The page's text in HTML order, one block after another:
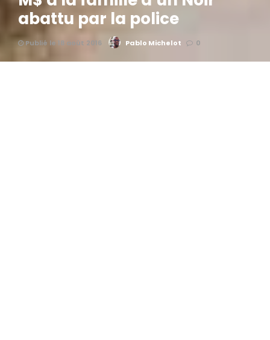
abattu par la police
Publié le 18 août 2016 Pablo Michelot 0